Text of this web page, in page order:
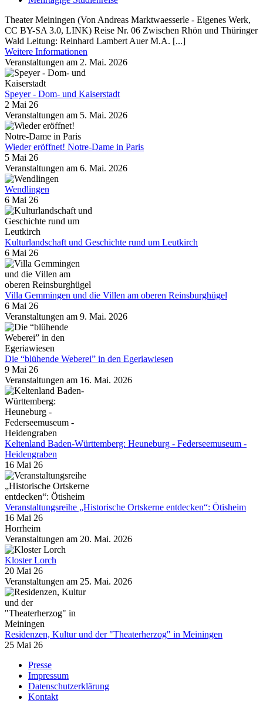
Theater Meiningen (Von Andreas Marktwaesserle - Eigenes Werk,
CC BY-SA 3.0, LINK) Reise Nr. 06 Zwischen Rhön und Thüringer
Wald Leitung: Reinhard Lambert Auer M.A. [...]
Weitere Informationen
Veranstaltungen am 2. Mai. 2026
Speyer - Dom- und Kaiserstadt
2 Mai 26
Veranstaltungen am 5. Mai. 2026
Wieder eröffnet! Notre-Dame in Paris
5 Mai 26
Veranstaltungen am 6. Mai. 2026
Wendlingen
6 Mai 26
Kulturlandschaft und Geschichte rund um Leutkirch
6 Mai 26
Villa Gemmingen und die Villen am oberen Reinsburghügel
6 Mai 26
Veranstaltungen am 9. Mai. 2026
Die “blühende Weberei” in den Egeriawiesen
9 Mai 26
Veranstaltungen am 16. Mai. 2026
Keltenland Baden-Württemberg: Heuneburg - Federseemuseum -
Heidengraben
16 Mai 26
Veranstaltungsreihe „Historische Ortskerne entdecken“: Ötisheim
16 Mai 26
Horrheim
Veranstaltungen am 20. Mai. 2026
Kloster Lorch
20 Mai 26
Veranstaltungen am 25. Mai. 2026
Residenzen, Kultur und der "Theaterherzog" in Meiningen
25 Mai 26
Presse
Impressum
Datenschutzerklärung
Kontakt